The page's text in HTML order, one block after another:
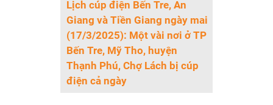
Lịch cúp điện Bến Tre, An
Giang và Tiền Giang ngày mai
(17/3/2025): Một vài nơi ở TP
Bến Tre, Mỹ Tho, huyện
Thạnh Phú, Chợ Lách bị cúp
điện cả ngày